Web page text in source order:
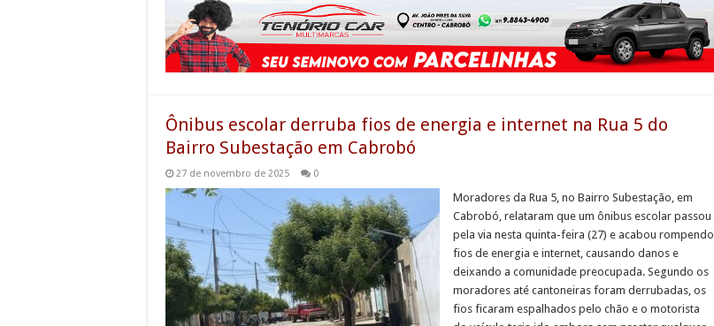
Ônibus escolar derruba fios de energia e internet na Rua 5 do
Bairro Subestação em Cabrobó
27 de novembro de 2025 0
Moradores da Rua 5, no Bairro Subestação, em
Cabrobó, relataram que um ônibus escolar passou
pela via nesta quinta-feira (27) e acabou rompendo
fios de energia e internet, causando danos e
deixando a comunidade preocupada. Segundo os
moradores até cantoneiras foram derrubadas, os
fios ficaram espalhados pelo chão e o motorista